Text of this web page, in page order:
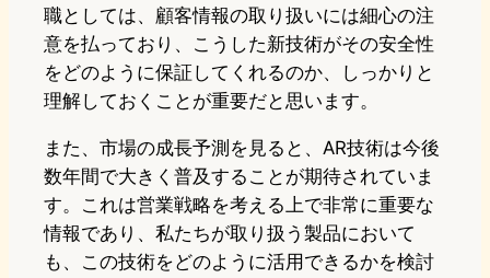
職としては、顧客情報の取り扱いには細心の注
意を払っており、こうした新技術がその安全性
をどのように保証してくれるのか、しっかりと
理解しておくことが重要だと思います。
また、市場の成長予測を見ると、AR技術は今後
数年間で大きく普及することが期待されていま
す。これは営業戦略を考える上で非常に重要な
情報であり、私たちが取り扱う製品において
も、この技術をどのように活用できるかを検討